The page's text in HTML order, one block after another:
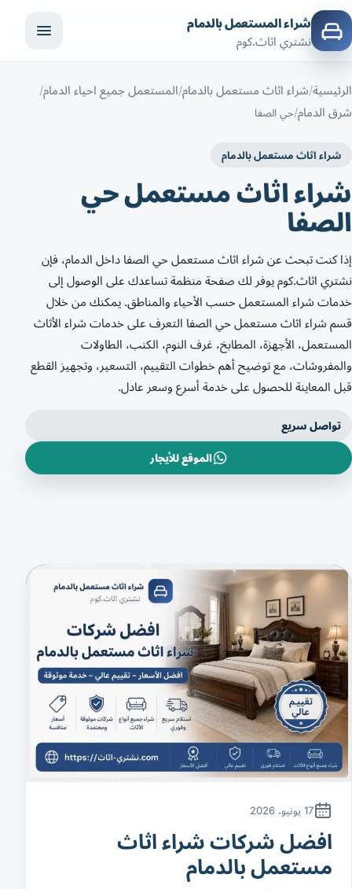
شراء المستعمل بالدمام
نشتري اثاث.كوم
الرئيسية شراء اثاث مستعمل بالدمام المستعمل جميع احياء الدمام
شرق الدمام حي الصفا
شراء اثاث مستعمل بالدمام
شراء اثاث مستعمل حي
الصفا
إذا كنت تبحث عن شراء اثاث مستعمل حي الصفا داخل الدمام، فإن
نشتري اثاث.كوم يوفر لك صفحة منظمة تساعدك على الوصول إلى
خدمات شراء المستعمل حسب الأحياء والمناطق. يمكنك من خلال
قسم شراء اثاث مستعمل حي الصفا التعرف على خدمات شراء الأثاث
المستعمل، الأجهزة، المطابخ، غرف النوم، الكنب، الطاولات
والمفروشات، مع توضيح أهم خطوات التقييم، التسعير، وتجهيز القطع
قبل المعاينة للحصول على خدمة أسرع وسعر عادل.
تواصل سريع
الموقع للأيجار
17 يونيو، 2026
افضل شركات شراء اثاث
مستعمل بالدمام